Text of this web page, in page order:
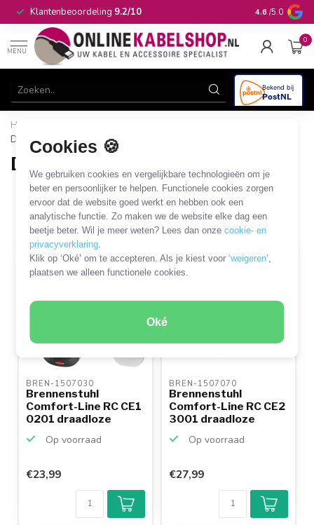
Cookies 🍪
We gebruiken cookies en vergelijkbare technologieën om je
beter en persoonlijker te helpen. Functionele cookies zorgen
ervoor dat de website goed werkt en hebben ook een
analytische functie. Zo maken we de website elke dag een
beetje beter. Wil je meer weten? Lees dan onzecookie- en
privacyverklaring.
Klik op ‘Oké’ om te accepteren. Als je kiest voor‘weigeren’,
plaatsen we alleen functionele cookies.
Oké
Klantenbeoordeling 9.2/10 Op
in huis
4.6 /5.0
MENU
0
Home
Draadloze schakelset
Draadloze schakelset
5 PRODUCTEN
Filters SORTEER OP
BREN-1507030
Brennenstuhl
Comfort-Line RC CE1
0201 draadloze
Op voorraad
€23,99
BREN-1507070
Brennenstuhl
Comfort-Line RC CE2
3001 draadloze
Op voorraad
€27,99